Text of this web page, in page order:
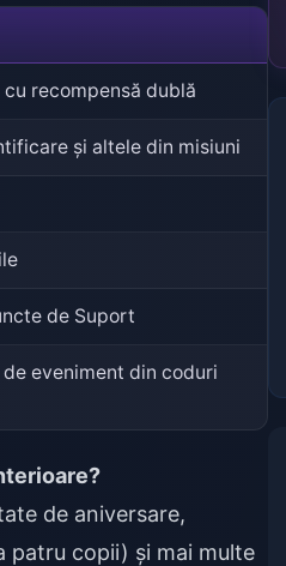
recompensă dublă
și altele din misiuni
de Suport
eveniment din coduri
de aniversare,
patru copii) și mai multe